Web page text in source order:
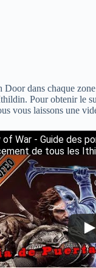
dans chaque
Pour obtenir
vous laissons une
of War - Guide des
de tous les